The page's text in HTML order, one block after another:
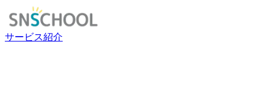
サービス紹介